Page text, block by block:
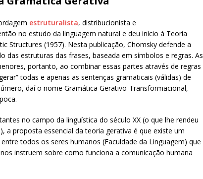
estruturalista, distribucionista e
no estudo da linguagem natural e deu início à Teoria
Structures (1957). Nesta publicação, Chomsky defende a
das estruturas das frases, baseada em símbolos e regras. As
portanto, ao combinar essas partes através de regras
todas e apenas as sentenças gramaticais (válidas) de
daí o nome Gramática Gerativo-Transformacional,
no campo da linguística do século XX (o que lhe rendeu
), a proposta essencial da teoria gerativa é que existe um
todos os seres humanos (Faculdade da Linguagem) que
instruem sobre como funciona a comunicação humana